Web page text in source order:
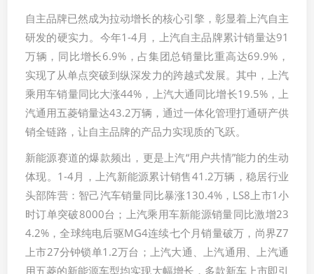
自主品牌已然成为拉动增长的核心引擎，彰显着上汽自主
研发的硬实力。今年1-4月，上汽自主品牌累计销量达91
万辆，同比增长6.9%，占集团总销量比重高达69.9%，
实现了从单点突破到纵深发力的跨越式发展。其中，上汽
乘用车销量同比大涨44%，上汽大通同比增长19.5%，上
汽通用五菱销量达43.2万辆，通过一体化管理打通研产供
销全链路，让自主品牌的产品力实现质的飞跃。
新能源赛道的爆款频出，更是上汽“用户共情”能力的生动
体现。1-4月，上汽新能源累计销售41.2万辆，稳居行业
头部阵营：智己汽车销量同比暴涨130.4%，LS8上市1小
时订单突破8000台；上汽乘用车新能源销量同比激增23
4.2%，全球纯电后驱MG4连续七个月销量破万，尚界Z7
上市27分钟锁单1.2万台；上汽大通、上汽通用、上汽通
用五菱的新能源车型均实现大幅增长，多款新车上市即引